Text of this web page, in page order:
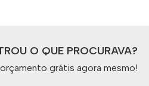
O QUE PROCURAVA?
grátis agora mesmo!